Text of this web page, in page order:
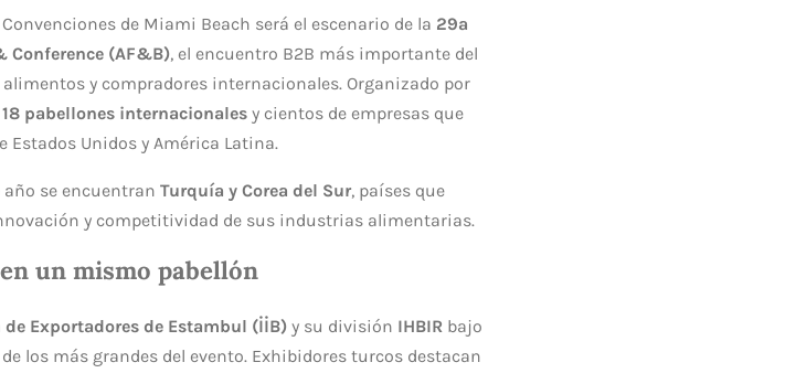
de Miami Beach será el escenario de la 29ª
Conference (AF&B), el encuentro B2B más importante del
y compradores internacionales. Organizado por
18 pabellones internacionales y cientos de empresas que
Estados Unidos y América Latina.
año se encuentran Turquía y Corea del Sur, países que
y competitividad de sus industrias alimentarias.
un mismo pabellón
de Exportadores de Estambul (İİB) y su división IHBIR bajo
los más grandes del evento. Exhibidores turcos destacan